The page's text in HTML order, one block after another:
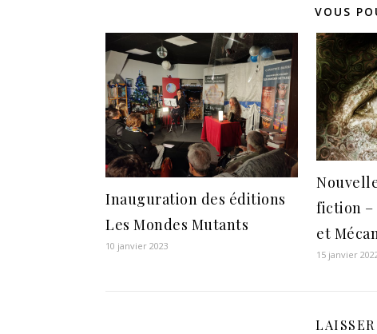
VOUS
Inauguration des éditions
Les Mondes Mutants
10 janvier 2023
fiction –
et
15 janvier